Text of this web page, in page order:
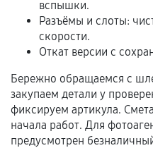
фиксируются в
Нарушение правил
механические
перегрев, коррозия.
вспышки.
Разъёмы и слоты:
скорости.
Откат версии с
Бережно обращаемся с
закупаем детали у
фиксируем артикула.
начала работ. Для
предусмотрен